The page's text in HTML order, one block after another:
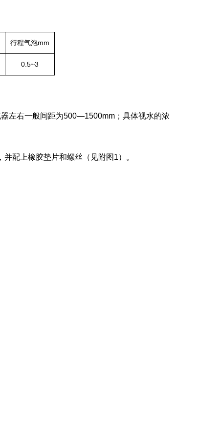
行程气泡mm
0.5~3
左右一般间距为500—1500mm；具体视水的浓
配上橡胶垫片和螺丝（见附图1）。